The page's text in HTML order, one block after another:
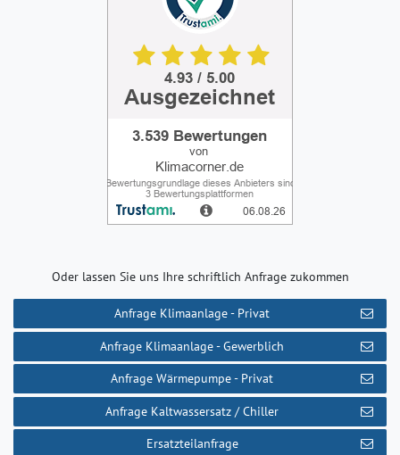
Oder lassen Sie uns Ihre schriftlich Anfrage zukommen
Anfrage Klimaanlage - Privat
Anfrage Klimaanlage - Gewerblich
Anfrage Wärmepumpe - Privat
Anfrage Kaltwassersatz / Chiller
Ersatzteilanfrage